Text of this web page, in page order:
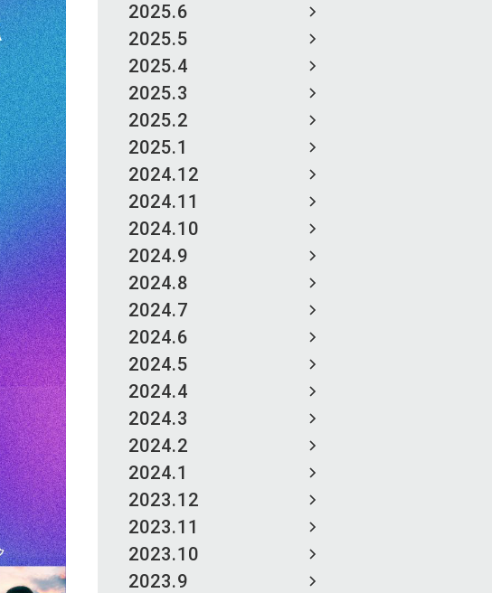
2025.6
2025.5
2025.4
2025.3
2025.2
2025.1
2024.12
2024.11
2024.10
2024.9
2024.8
2024.7
2024.6
2024.5
2024.4
2024.3
2024.2
2024.1
2023.12
2023.11
2023.10
2023.9